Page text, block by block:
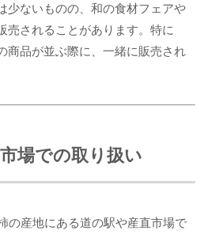
少ないものの、和の食材フェアや
売されることがあります。特に
商品が並ぶ際に、一緒に販売され
場での取り扱い
の産地にある道の駅や産直市場で